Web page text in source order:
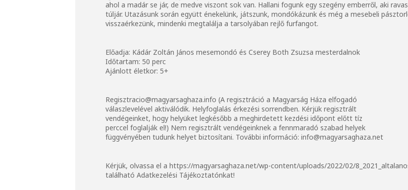
ahol a madár se jár, de medve viszont sok van. Hallani fogunk egy szegény emberről, aki
túljár. Utazásunk során együtt énekelünk, játszunk, mondókázunk és még a mesebeli
visszaérkezünk, mindenki megtalálja a tarsolyában rejlő furfangot.
Előadja: Kádár Zoltán János mesemondó és Cserey Both Zsuzsa mesterdalnok
Időtartam: 50 perc
Ajánlott életkor: 5+
Regisztracio@magyarsaghaza.info (A regisztráció a Magyarság Háza elfogadó
válaszlevelével aktiválódik. Helyfoglalás érkezési sorrendben. Kérjük regisztrált
vendégeinket, hogy helyüket legkésőbb a meghirdetett kezdési időpont előtt tíz
perccel foglalják el!) Nem regisztrált vendégeinknek a fennmaradó szabad helyek
függvényében tudunk helyet biztosítani. További információ: info@magyarsaghaza.net
Kérjük, olvassa el a https://magyarsaghaza.net/wp-content/uploads/2022/02/
található Adatkezelési Tájékoztatónkat!